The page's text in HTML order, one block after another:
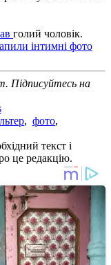
голий чоловік.
інтимні фото
Підписуйтесь на
, фото,
текст і
це редакцію.